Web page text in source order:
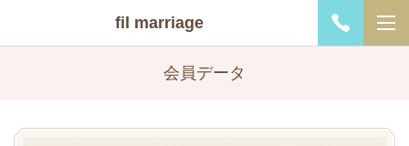
fil marriage
会員データ